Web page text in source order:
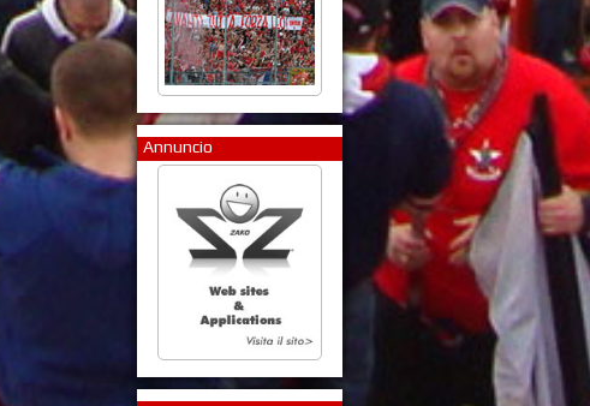
Annuncio